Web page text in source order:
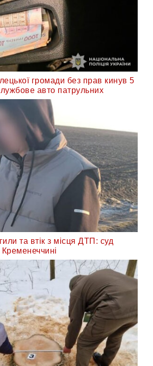
громади без прав кинув 5
авто патрульних
та втік з місця ДТП: суд